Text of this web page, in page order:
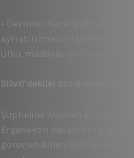
• Devrimci Karargah’taki
ayrıştırılmasını Levent
Ülkü, maddelerden
Silivri’dekiler zor durumda
Şüpheliler Alperen Erdoğan,
Ergenekon davasının
görevlendirilen birimlere